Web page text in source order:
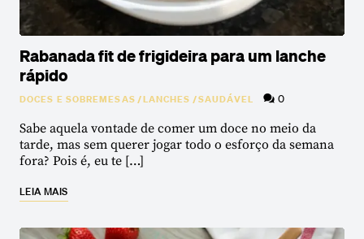
Rabanada fit de frigideira para um lanche
rápido
DOCES E SOBREMESAS/LANCHES /SAUDÁVEL 0
Sabe aquela vontade de comer um doce no meio da
tarde, mas sem querer jogar todo o esforço da semana
fora? Pois é, eu te […]
LEIA MAIS